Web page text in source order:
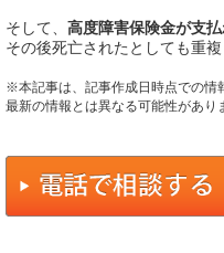
そして、 高度障害保険金が支
その後死亡されたとしても重
※本記事は、記事作成日時点での情
最新の情報とは異なる可能性があり